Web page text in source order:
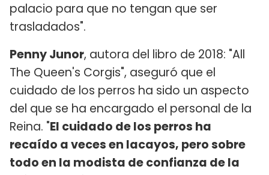
palacio para que no tengan que ser
trasladados".
Penny Junor, autora del libro de 2018: "All
The Queen's Corgis", aseguró que el
cuidado de los perros ha sido un aspecto
del que se ha encargado el personal de la
Reina. "El cuidado de los perros ha
recaído a veces en lacayos, pero sobre
todo en la modista de confianza de la